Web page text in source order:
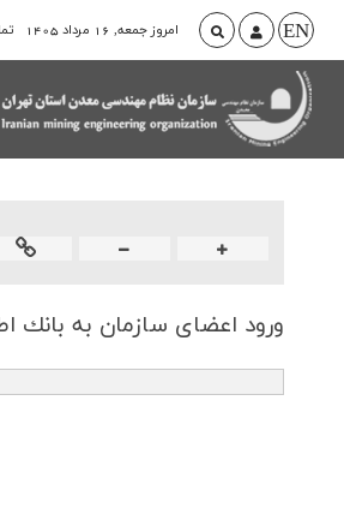
EN امروز جمعه, 16 مرداد 1405
ورود اعضای سازمان به بانك